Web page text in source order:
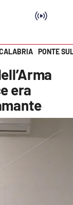
PONTE
era